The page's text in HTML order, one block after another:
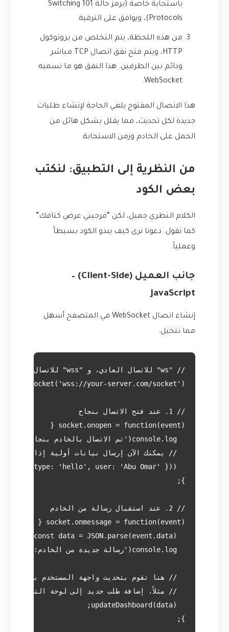
باستجابة خاصة (برمز حالة 101 Switching
Protocols)، ويوافق على الترقية.
من هذه اللحظة، يتم التخلص من بروتوكول
HTTP، ويتم فتح نفق اتصال TCP مباشر
ودائم بين الطرفين. هذا النفق هو ما نسميه
WebSocket.
هذا الاتصال المفتوح يلغي الحاجة لإنشاء طلبات
جديدة لكل تحديث، مما يقلل بشكل هائل من
الحمل على الخادم وزمن الاستجابة.
من النظرية إلى التطبيق: لنكتب
بعض الكود
الكلام النظري جميل، لكن “فرجيني عرض كتافك”
كما نقول. دعونا نرى كيف يبدو الكود بسيطاً
وعملياً.
جانب العميل (Client-Side) –
JavaScript
إنشاء اتصال WebSocket في المتصفح أسهل
مما تتخيل: